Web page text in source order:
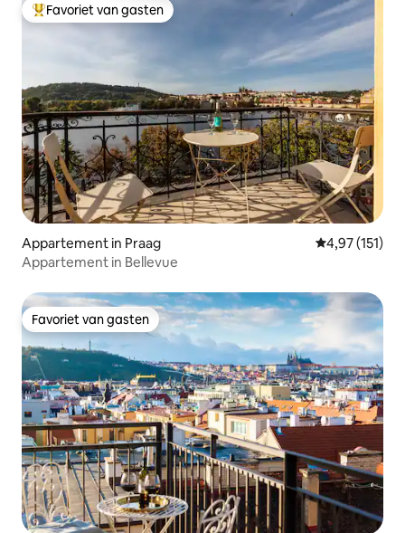
Topfavoriet van gasten
Favoriet van gasten
Appartement in Praag Gemiddelde
4,97 (151)
Appartement in Bellevue
Favoriet van gasten
Favoriet van gasten